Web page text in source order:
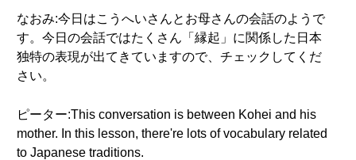
なおみ:今日はこうへいさんとお母さんの会話のようで
す。今日の会話ではたくさん「縁起」に関係した日本
独特の表現が出てきていますので、チェックしてくだ
さい。
ピーター:This conversation is between Kohei and his
mother. In this lesson, there're lots of vocabulary related
to Japanese traditions.